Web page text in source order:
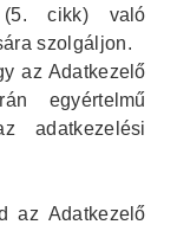
(5. cikk) való
szolgáljon.
az Adatkezelő
egyértelmű
adatkezelési
az Adatkezelő